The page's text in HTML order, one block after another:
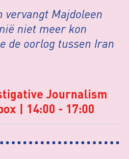
vervangt Majdoleen
niet meer kon
de oorlog tussen Iran
Journalism
| 14:00 - 17:00